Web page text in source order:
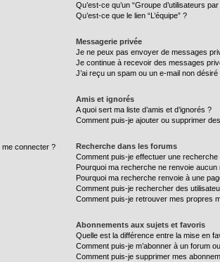
me connecter ?
Qu’est-ce qu’un “Groupe d’utilisateurs
Qu’est-ce que le lien “L’équipe” ?
Messagerie privée
Je ne peux pas envoyer de messages
Je continue à recevoir des messages
J’ai reçu un spam ou un e-mail non
Amis et ignorés
A quoi sert ma liste d’amis et d’ignorés ?
Comment puis-je ajouter ou supprimer
Recherche dans les forums
Comment puis-je effectuer une
Pourquoi ma recherche ne renvoie aucun
Pourquoi ma recherche renvoie à une
Comment puis-je rechercher des
Comment puis-je retrouver mes propres
Abonnements aux sujets et favoris
Quelle est la différence entre la mise en
Comment puis-je m’abonner à un forum
Comment puis-je supprimer mes